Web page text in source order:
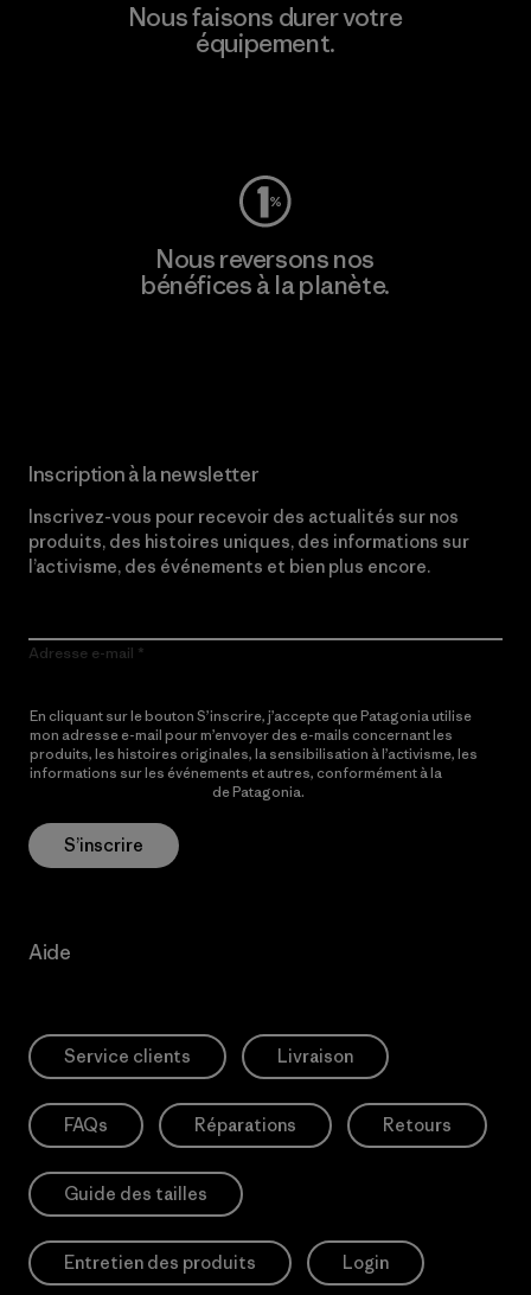
Nous faisons durer votre
équipement.
Nous reversons nos
bénéfices à la planète.
Inscription à la newsletter
Inscrivez-vous pour recevoir des actualités sur nos
produits, des histoires uniques, des informations sur
l’activisme, des événements et bien plus encore.
Adresse e-mail
En cliquant sur le bouton S’inscrire, j’accepte que Patagonia utilise
mon adresse e-mail pour m’envoyer des e-mails concernant les
produits, les histoires originales, la sensibilisation à l’activisme, les
informations sur les événements et autres, conformément à la
de Patagonia.
S’inscrire
Aide
Service clients Livraison
FAQs Réparations Retours
Guide des tailles
Entretien des produits Login